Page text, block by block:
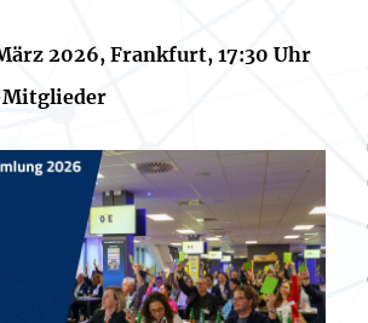
2026, Frankfurt, 17:30 Uhr